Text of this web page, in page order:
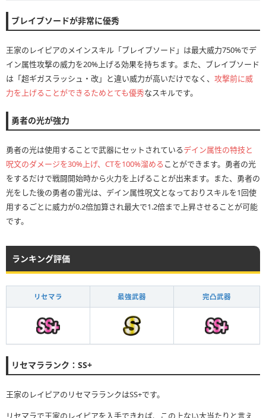
ブレイブソードが非常に優秀
王家のレイピアのメインスキル「ブレイブソード」は最大威力750%でデ
イン属性攻撃の威力を20%上げる効果を持ちます。また、ブレイブソード
は「超ギガスラッシュ・改」と違い威力が高いだけでなく、 攻撃前に威
力を上げることができるためとても優秀なスキルです。
勇者の光が強力
勇者の光は使用することで武器にセットされているデイン属性の特技と
呪文のダメージを30%上げ、CTを100%溜める ことができます。勇者の光
をするだけで戦闘開始時から火力を上げることが出来ます。また、勇者の
光をした後の勇者の雷光は、デイン属性呪文となっておりスキルを1回使
用するごとに威力が0.2倍加算され最大で1.2倍まで上昇させることが可能
です。
ランキング評価
リセマラ 最強武器 完凸武器
リセマラランク：SS+
王家のレイピアのリセマラランクはSS+です。
リセマラで王家のレイピアを入手できれば、この上ない大当たりと言え